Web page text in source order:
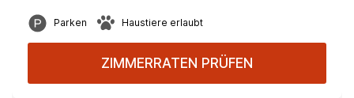
Parken Haustiere erlaubt
ZIMMERRATEN PRÜFEN